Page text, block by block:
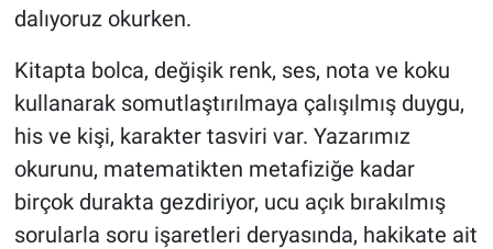
dalıyoruz okurken.
Kitapta bolca, değişik renk, ses, nota ve koku
kullanarak somutlaştırılmaya çalışılmış duygu,
his ve kişi, karakter tasviri var. Yazarımız
okurunu, matematikten metafiziğe kadar
birçok durakta gezdiriyor, ucu açık bırakılmış
sorularla soru işaretleri deryasında, hakikate ait